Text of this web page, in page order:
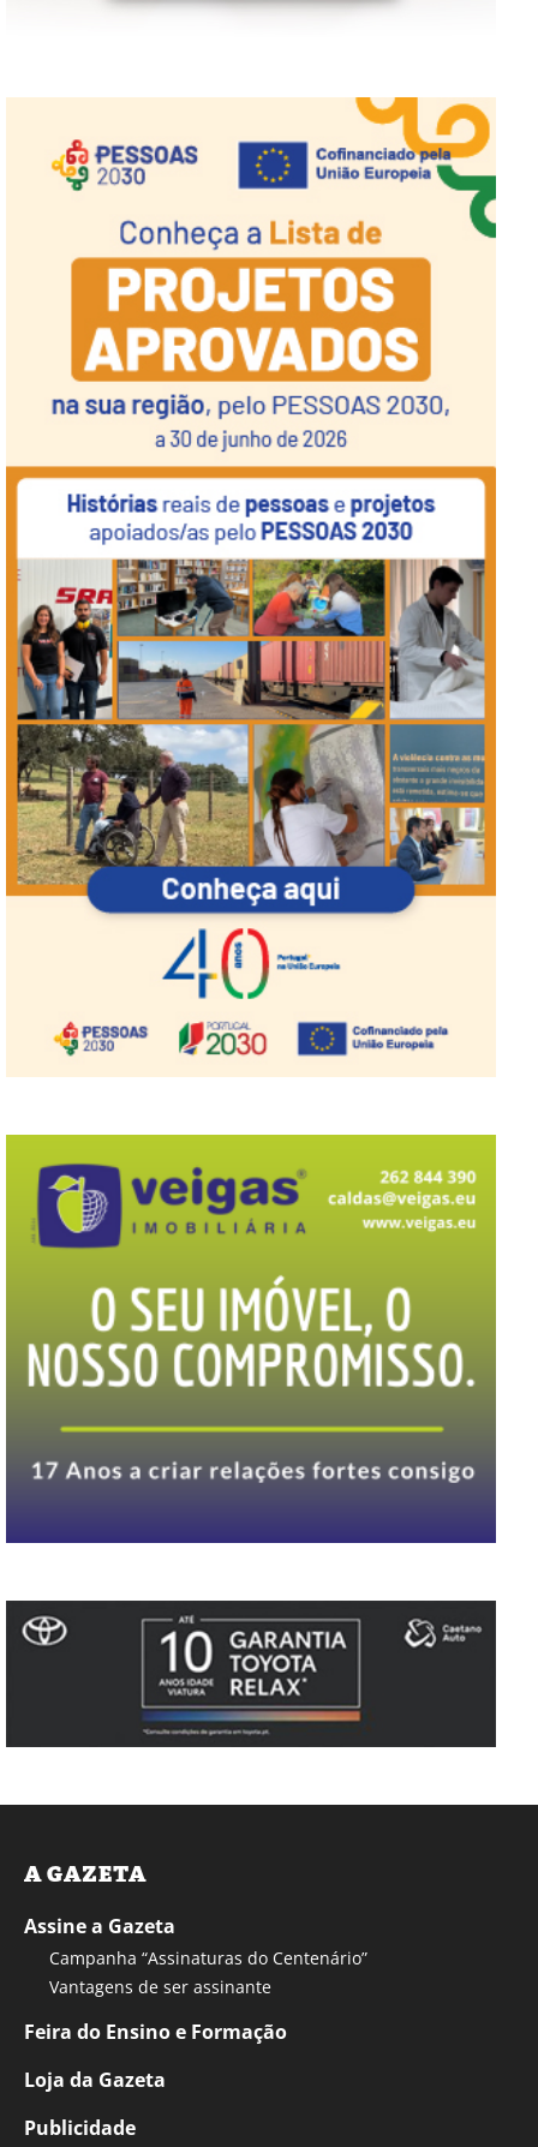
A GAZETA
Assine a Gazeta
Campanha “Assinaturas do Centenário”
Vantagens de ser assinante
Feira do Ensino e Formação
Loja da Gazeta
Publicidade